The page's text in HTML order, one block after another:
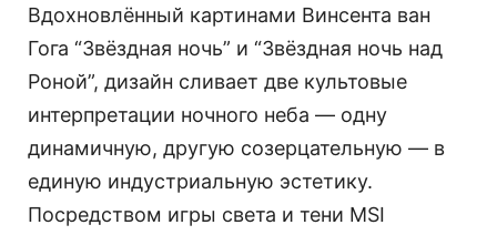
Вдохновлённый картинами Винсента ван
Гога “Звёздная ночь” и “Звёздная ночь над
Роной”, дизайн сливает две культовые
интерпретации ночного неба — одну
динамичную, другую созерцательную — в
единую индустриальную эстетику.
Посредством игры света и тени MSI